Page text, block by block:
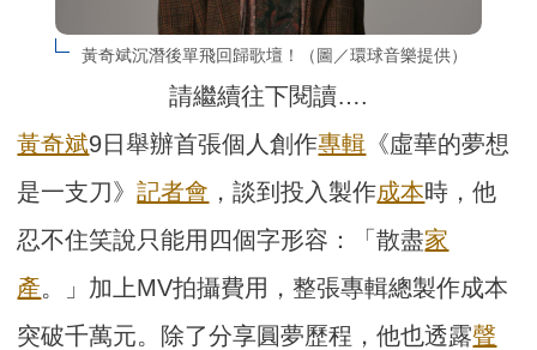
黃奇斌沉潛後單飛回歸歌壇！（圖／環球音樂提供）
請繼續往下閱讀….
黃奇斌9日舉辦首張個人創作專輯 《虛華的夢想
是一支刀》記者會 ，談到投入製作成本時，他
忍不住笑說只能用四個字形容：「散盡家
產。」加上MV拍攝費用，整張專輯總製作成本
突破千萬元。除了分享圓夢歷程，他也透露聲